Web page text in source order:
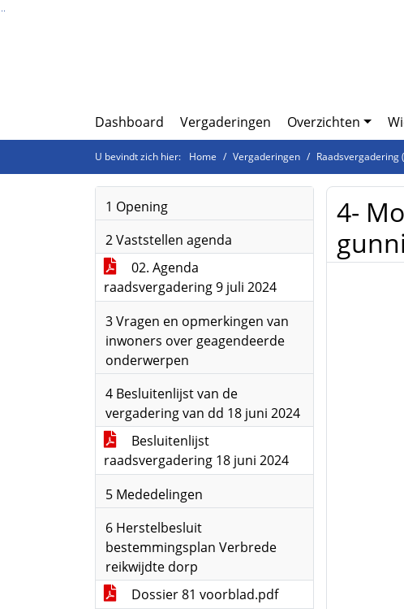
Dashboard Vergaderingen Overzichten
U bevindt zich hier: Home Vergaderingen Raadsvergadering
1 Opening
2 Vaststellen agenda
02. Agenda
raadsvergadering 9 juli 2024
3 Vragen en opmerkingen van
inwoners over geagendeerde
onderwerpen
4 Besluitenlijst van de
vergadering van dd 18 juni 2024
Besluitenlijst
raadsvergadering 18 juni 2024
5 Mededelingen
6 Herstelbesluit
bestemmingsplan Verbrede
reikwijdte dorp
Dossier 81 voorblad.pdf
4-